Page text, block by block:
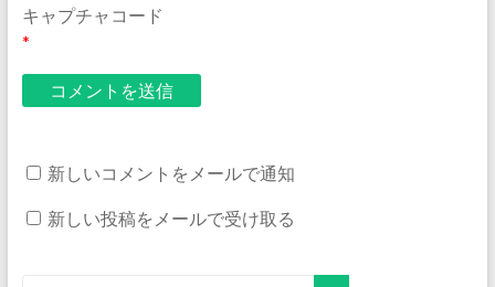
キャプチャコード
*
新しいコメントをメールで通知
新しい投稿をメールで受け取る